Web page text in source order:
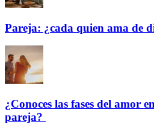
Pareja: ¿cada quien ama de
¿Conoces las fases del amor
pareja?